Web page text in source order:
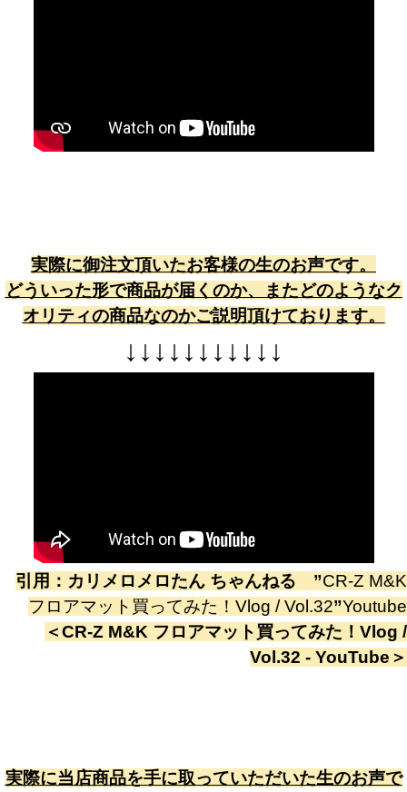
実際に御注文頂いたお客様の生のお声です。
どういった形で商品が届くのか、またどのようなク
オリティの商品なのかご説明頂けております。
↓ ↓ ↓ ↓ ↓ ↓ ↓ ↓ ↓ ↓ ↓
引用： カリメロメロたん ちゃんねる ”CR-Z M&K
フロアマット買ってみた！Vlog / Vol.32”Youtube
＜CR-Z M&K フロアマット買ってみた！Vlog /
Vol.32 - YouTube ＞
実際に当店商品を手に取っていただいた生のお声で